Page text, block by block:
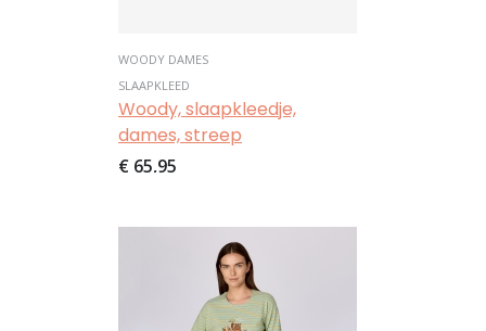
WOODY DAMES
SLAAPKLEED
Woody, slaapkleedje,
dames, streep
€ 65,95